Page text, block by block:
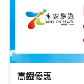
高鐵優惠